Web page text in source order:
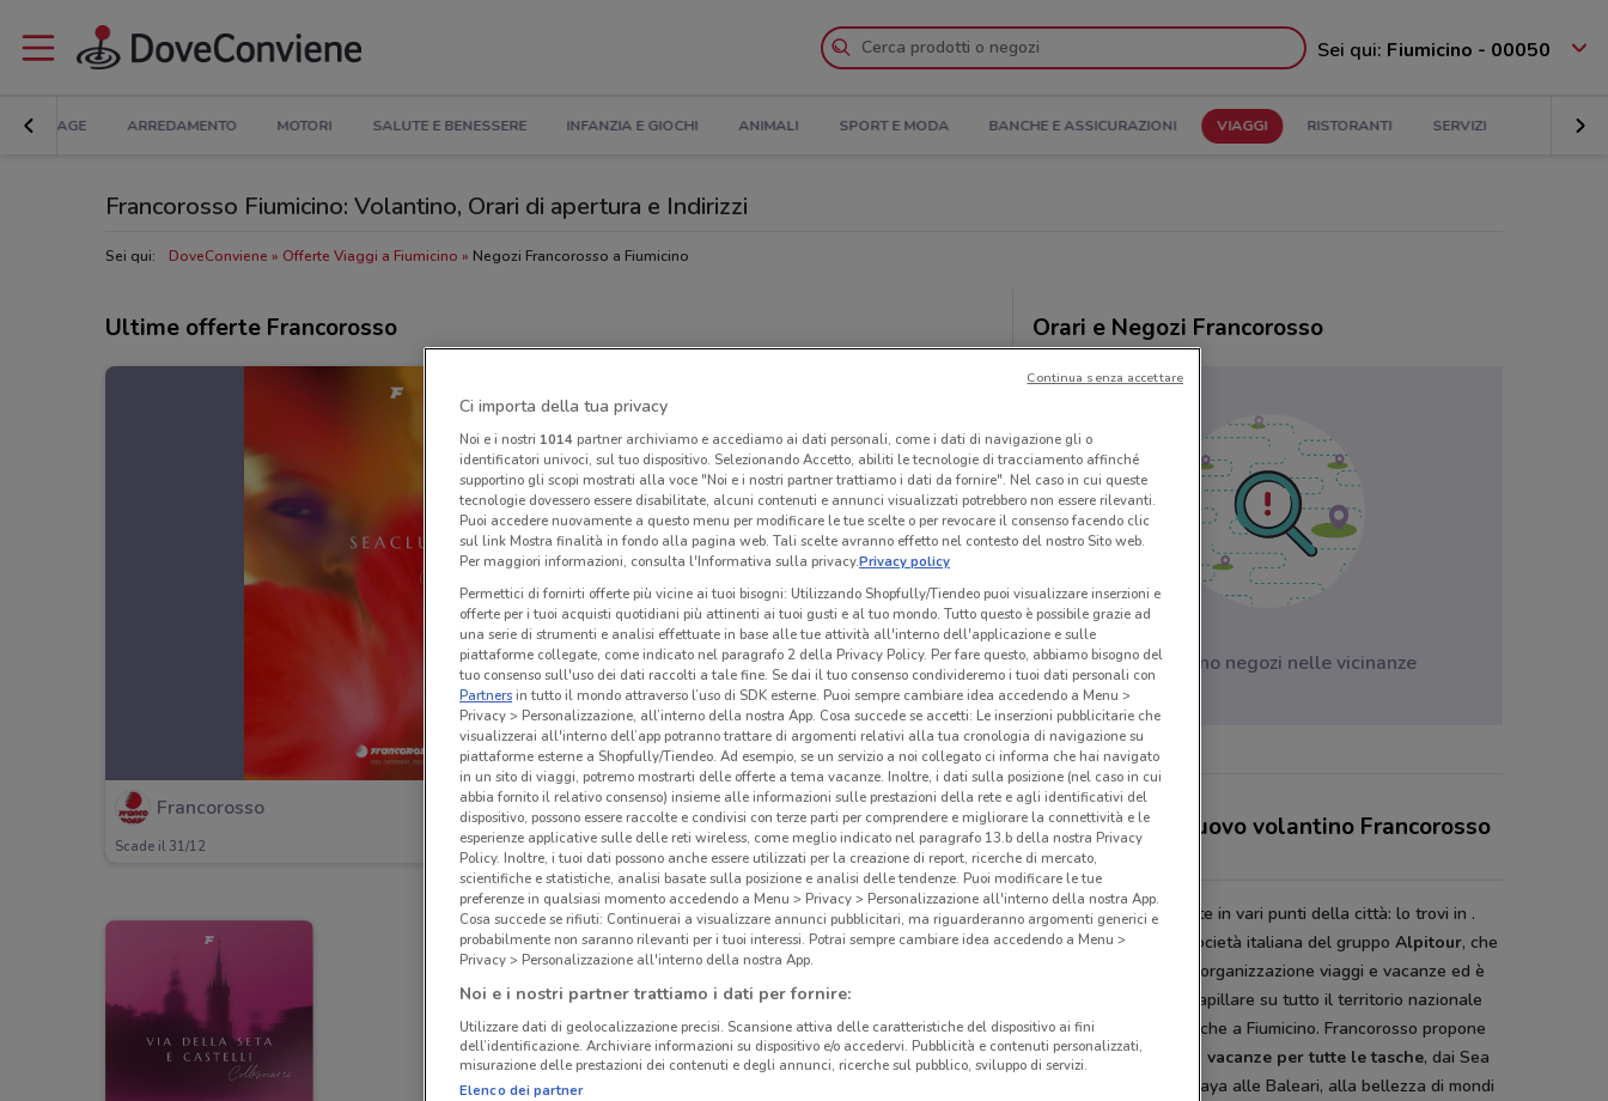
Sei qui: Fiumicino - 00050
BRICOLAGE ARREDAMENTO MOTORI SALUTE E BENESSERE INFANZIA E GIOCHI ANIMALI SPORT E MODA BANCHE E ASSICURAZIONI VIAGGI RISTORANTI SERVIZI
Francorosso Fiumicino: Volantino, Orari di apertura e Indirizzi
Sei qui: DoveConviene Offerte Viaggi a Fiumicino Negozi Francorosso a Fiumicino
Ultime offerte Francorosso
Francorosso
Scade il 31/12
Orari e Negozi Francorosso
Non ci sono negozi nelle vicinanze
Gli sconti del nuovo volantino Francorosso
e i negozi
Francorosso è presente in vari punti della città: lo trovi in .
Francorosso
è una società italiana del gruppoAlpitour, che
opera nel settore dell’organizzazione viaggi e vacanze ed è
presente in maniera capillare su tutto il territorio nazionale
con le sue agenzie anche a Fiumicino. Francorosso propone
pacchetti completi di vacanze per tutte le tasche, dai Sea
Club di Formentera, playa alle Baleari, alla bellezza di mondi
Ci importa della tua privacy
Noi e i nostri 1014partner archiviamo e accediamo ai dati personali, come i dati di navigazione gli o
identificatori univoci, sul tuo dispositivo. Selezionando Accetto, abiliti le tecnologie di tracciamento affinché
supportino gli scopi mostrati alla voce "Noi e i nostri partner trattiamo i dati da fornire". Nel caso in cui queste
tecnologie dovessero essere disabilitate, alcuni contenuti e annunci visualizzati potrebbero non essere rilevanti.
Puoi accedere nuovamente a questo menu per modificare le tue scelte o per revocare il consenso facendo clic
sul link Mostra finalità in fondo alla pagina web. Tali scelte avranno effetto nel contesto del nostro Sito web.
Per maggiori informazioni, consulta l'Informativa sulla privacy.Privacy policy
Permettici di fornirti offerte più vicine ai tuoi bisogni: Utilizzando Shopfully/Tiendeo puoi visualizzare inserzioni e
offerte per i tuoi acquisti quotidiani più attinenti ai tuoi gusti e al tuo mondo. Tutto questo è possibile grazie ad
una serie di strumenti e analisi effettuate in base alle tue attività all'interno dell'applicazione e sulle
piattaforme collegate, come indicato nel paragrafo 2 della Privacy Policy. Per fare questo, abbiamo bisogno del
tuo consenso sull'uso dei dati raccolti a tale fine. Se dai il tuo consenso condivideremo i tuoi dati personali con
Partnersin tutto il mondo attraverso l’uso di SDK esterne. Puoi sempre cambiare idea accedendo a Menu >
Privacy > Personalizzazione, all’interno della nostra App. Cosa succede se accetti: Le inserzioni pubblicitarie che
visualizzerai all'interno dell’app potranno trattare di argomenti relativi alla tua cronologia di navigazione su
piattaforme esterne a Shopfully/Tiendeo. Ad esempio, se un servizio a noi collegato ci informa che hai navigato
in un sito di viaggi, potremo mostrarti delle offerte a tema vacanze. Inoltre, i dati sulla posizione (nel caso in cui
abbia fornito il relativo consenso) insieme alle informazioni sulle prestazioni della rete e agli identificativi del
dispositivo, possono essere raccolte e condivisi con terze parti per comprendere e migliorare la connettività e le
esperienze applicative sulle delle reti wireless, come meglio indicato nel paragrafo 13.b della nostra Privacy
Policy. Inoltre, i tuoi dati possono anche essere utilizzati per la creazione di report, ricerche di mercato,
scientifiche e statistiche, analisi basate sulla posizione e analisi delle tendenze. Puoi modificare le tue
preferenze in qualsiasi momento accedendo a Menu > Privacy > Personalizzazione all'interno della nostra App.
Cosa succede se rifiuti: Continuerai a visualizzare annunci pubblicitari, ma riguarderanno argomenti generici e
probabilmente non saranno rilevanti per i tuoi interessi. Potrai sempre cambiare idea accedendo a Menu >
Privacy > Personalizzazione all'interno della nostra App.
Noi e i nostri partner trattiamo i dati per fornire:
Utilizzare dati di geolocalizzazione precisi. Scansione attiva delle caratteristiche del dispositivo ai fini
dell’identificazione. Archiviare informazioni su dispositivo e/o accedervi. Pubblicità e contenuti personalizzati,
misurazione delle prestazioni dei contenuti e degli annunci, ricerche sul pubblico, sviluppo di servizi.
Elenco dei partner
Continua senza accettare